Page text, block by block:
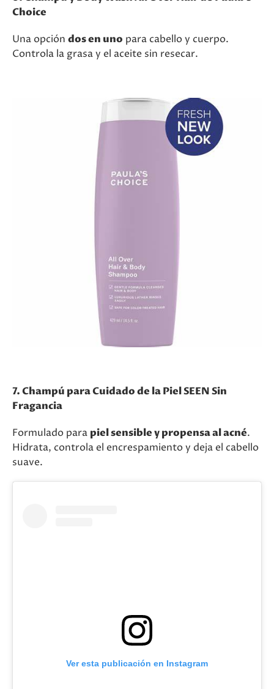
Choice
Una opción dos en uno para cabello y cuerpo.
Controla la grasa y el aceite sin resecar.
7. Champú para Cuidado de la Piel SEEN Sin
Fragancia
Formulado para piel sensible y propensa al acné.
Hidrata, controla el encrespamiento y deja el cabello
suave.
Ver esta publicación en Instagram